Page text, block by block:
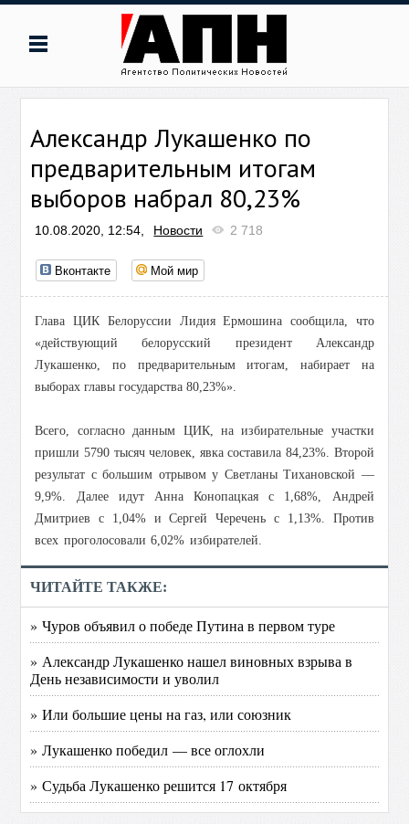
Александр Лукашенко по
предварительным итогам
выборов набрал 80,23%
10.08.2020, 12:54, Новости 2 718
Вконтакте Мой мир
Глава ЦИК Белоруссии Лидия Ермошина сообщила, что
«действующий белорусский президент Александр
Лукашенко, по предварительным итогам, набирает на
выборах главы государства 80,23%».
Всего, согласно данным ЦИК, на избирательные участки
пришли 5790 тысяч человек, явка составила 84,23%. Второй
результат с большим отрывом у Светланы Тихановской —
9,9%. Далее идут Анна Конопацкая с 1,68%, Андрей
Дмитриев с 1,04% и Сергей Черечень с 1,13%. Против
всех проголосовали 6,02% избирателей.
ЧИТАЙТЕ ТАКЖЕ:
» Чуров объявил о победе Путина в первом туре
» Александр Лукашенко нашел виновных взрыва в
День независимости и уволил
» Или большие цены на газ, или союзник
» Лукашенко победил — все оглохли
» Судьба Лукашенко решится 17 октября